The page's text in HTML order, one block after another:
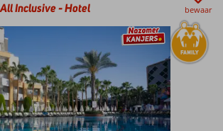
Inclusive-Hotel bewaar